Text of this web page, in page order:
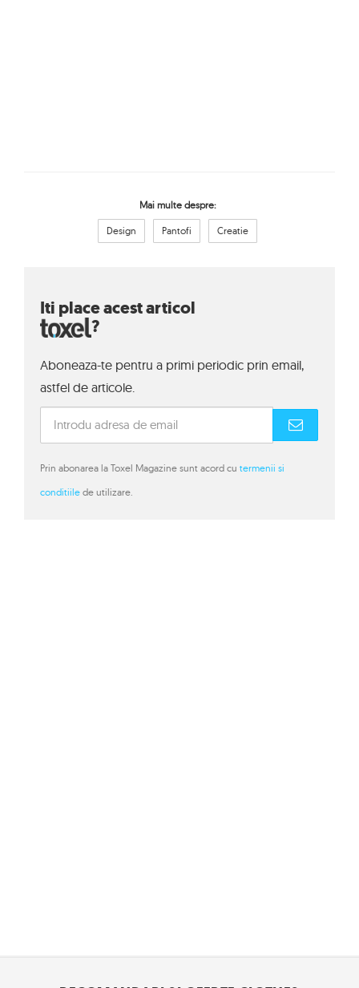
Mai multe despre:
Design Pantofi Creatie
Iti place acest articol
?
Aboneaza-te pentru a primi periodic prin email,
astfel de articole.
Prin abonarea la Toxel Magazine sunt acord cu termenii si
conditiile de utilizare.